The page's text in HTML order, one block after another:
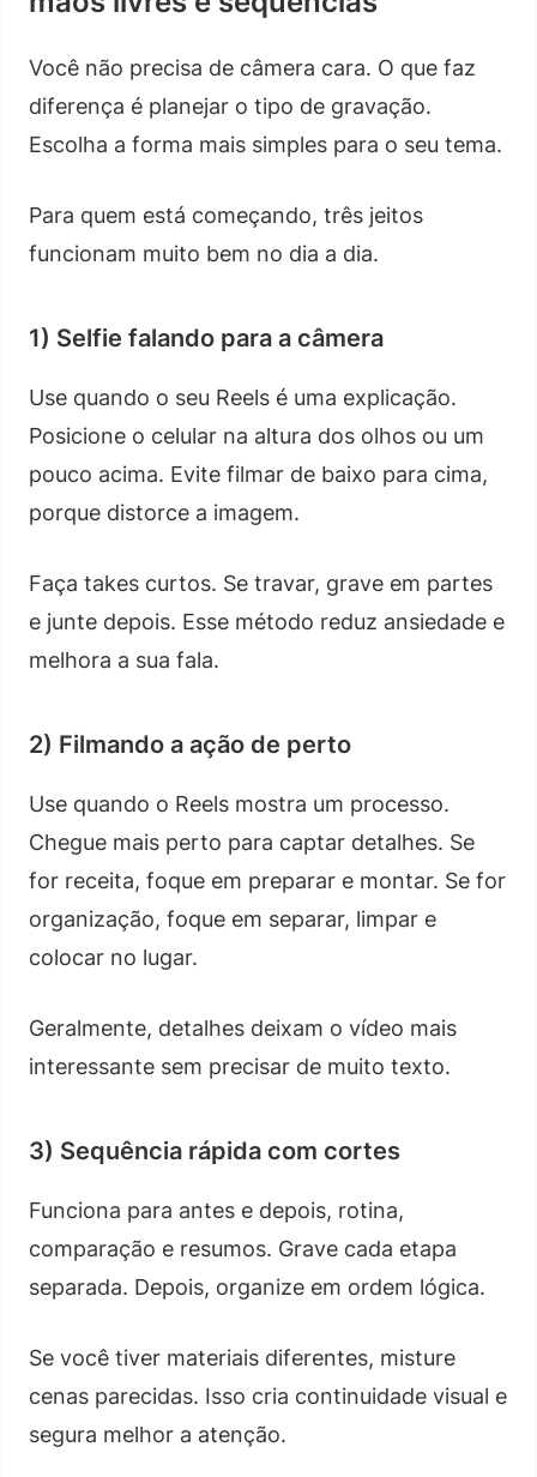
Você não precisa de câmera cara. O que faz
diferença é planejar o tipo de gravação.
Escolha a forma mais simples para o seu tema.
Para quem está começando, três jeitos
funcionam muito bem no dia a dia.
1) Selfie falando para a câmera
Use quando o seu Reels é uma explicação.
Posicione o celular na altura dos olhos ou um
pouco acima. Evite filmar de baixo para cima,
porque distorce a imagem.
Faça takes curtos. Se travar, grave em partes
e junte depois. Esse método reduz ansiedade e
melhora a sua fala.
2) Filmando a ação de perto
Use quando o Reels mostra um processo.
Chegue mais perto para captar detalhes. Se
for receita, foque em preparar e montar. Se for
organização, foque em separar, limpar e
colocar no lugar.
Geralmente, detalhes deixam o vídeo mais
interessante sem precisar de muito texto.
3) Sequência rápida com cortes
Funciona para antes e depois, rotina,
comparação e resumos. Grave cada etapa
separada. Depois, organize em ordem lógica.
Se você tiver materiais diferentes, misture
cenas parecidas. Isso cria continuidade visual e
segura melhor a atenção.